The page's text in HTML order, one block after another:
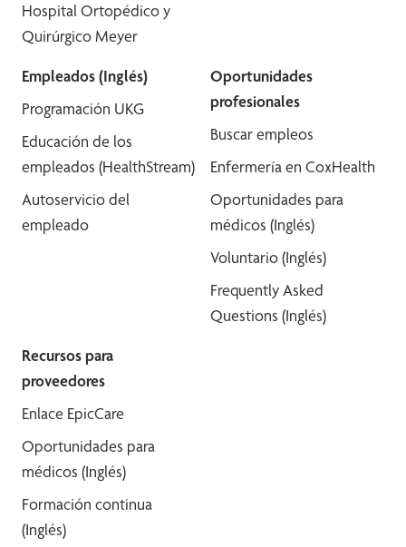
Hospital Ortopédico y
Quirúrgico Meyer
Empleados (Inglés)
Programación UKG
Educación de los
empleados (HealthStream)
Autoservicio del
empleado
Oportunidades
profesionales
Buscar empleos
Enfermería en CoxHealth
Oportunidades para
médicos (Inglés)
Voluntario (Inglés)
Frequently Asked
Questions (Inglés)
Recursos para
proveedores
Enlace EpicCare
Oportunidades para
médicos (Inglés)
Formación continua
(Inglés)